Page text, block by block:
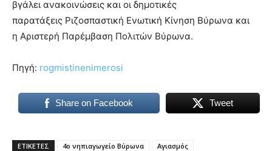
βγάλει ανακοινώσεις και οι δημοτικές
παρατάξεις Ριζοσπαστική Ενωτική Κίνηση Βύρωνα και
η Αριστερή Παρέμβαση Πολιτών Βύρωνα.
Πηγή: rogmistinenimerosi
Share on Facebook Tweet
ΕΤΙΚΕΤΕΣ 4ο νηπιαγωγείο Βύρωνα
Αγιασμός